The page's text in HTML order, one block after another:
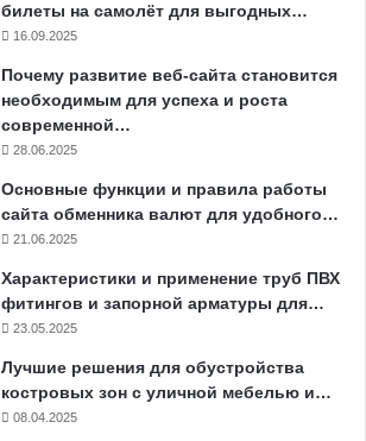
билеты на самолёт для выгодных…
16.09.2025
Почему развитие веб-сайта становится
необходимым для успеха и роста
современной…
28.06.2025
Основные функции и правила работы
сайта обменника валют для удобного…
21.06.2025
Характеристики и применение труб ПВХ
фитингов и запорной арматуры для…
23.05.2025
Лучшие решения для обустройства
костровых зон с уличной мебелью и…
08.04.2025